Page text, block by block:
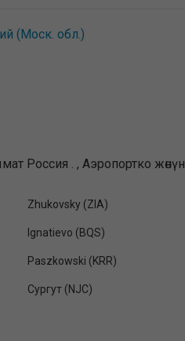
(Моск. обл.)
Россия . , Аэропортко
Zhukovsky (ZIA)
Ignatievo (BQS)
Paszkowski (KRR)
Сургут (NJC)